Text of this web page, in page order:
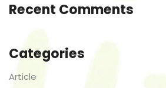
Recent Comments
Categories
Article